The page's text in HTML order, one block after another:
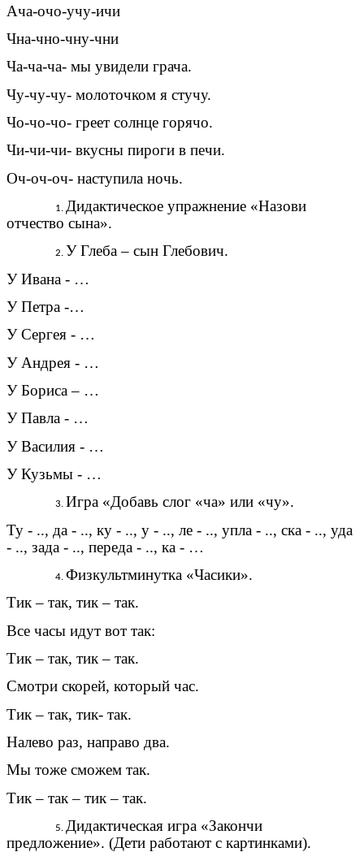
Ача-очо-учу-ичи
Чна-чно-чну-чни
Ча-ча-ча- мы увидели грача.
Чу-чу-чу- молоточком я стучу.
Чо-чо-чо- греет солнце горячо.
Чи-чи-чи- вкусны пироги в печи.
Оч-оч-оч- наступила ночь.
Дидактическое упражнение «Назови
отчество сына».
У Глеба – сын Глебович.
У Ивана - …
У Петра -…
У Сергея - …
У Андрея - …
У Бориса – …
У Павла - …
У Василия - …
У Кузьмы - …
Игра «Добавь слог «ча» или «чу».
Ту - .., да - .., ку - .., у - .., ле - .., упла - .., ска - .., уда
- .., зада - .., переда - .., ка - …
Физкультминутка «Часики».
Тик – так, тик – так.
Все часы идут вот так:
Тик – так, тик – так.
Смотри скорей, который час.
Тик – так, тик- так.
Налево раз, направо два.
Мы тоже сможем так.
Тик – так – тик – так.
Дидактическая игра «Закончи
предложение». (Дети работают с картинками).